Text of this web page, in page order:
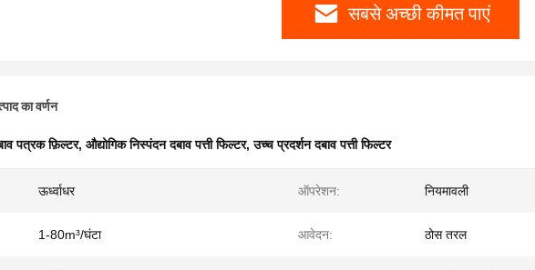
सबसे अच्छी कीमत पाएं
का वर्णन
पत्रक फ़िल्टर, औद्योगिक निस्पंदन दबाव पत्ती फिल्टर,उच्च प्रदर्शन दबाव पत्ती फिल्टर
ऊर्ध्वाधर ऑपरेशन: नियमावली
1-80m³/घंटा आवेदन: ठोस तरल